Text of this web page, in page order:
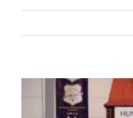
grösseres